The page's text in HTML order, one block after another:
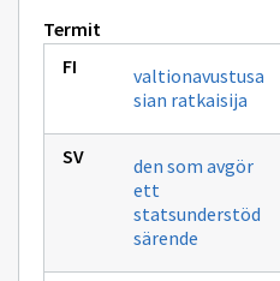
Termit
valtionavustusa
sian ratkaisija
den som avgör
ett
statsunderstöd
särende